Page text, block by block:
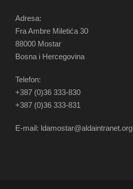
Adresa:
Fra Ambre Miletića 30
88000 Mostar
Bosna i Hercegovina
Telefon:
+387 (0)36 333-830
+387 (0)36 333-831
E-mail: ldamostar@aldaintranet.org